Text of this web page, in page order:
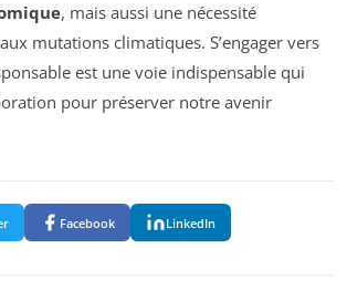
, mais aussi une nécessité
mutations climatiques. S’engager vers
est une voie indispensable qui
pour préserver notre avenir
Facebook LinkedIn